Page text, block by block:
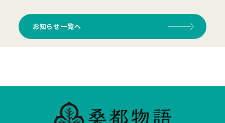
お知らせ一覧へ